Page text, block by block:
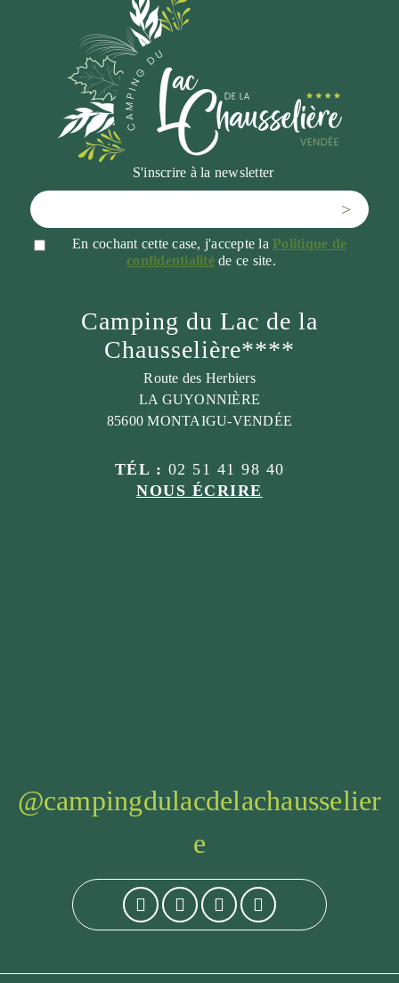
S'inscrire à la newsletter
>
En cochant cette case, j'accepte la Politique de
confidentialitéde ce site.
Camping du Lac de la
Chausselière****
Route des Herbiers
LA GUYONNIÈRE
85600 MONTAIGU-VENDÉE
TÉL : 02 51 41 98 40
NOUS ÉCRIRE
@campingdulacdelachausselier
e